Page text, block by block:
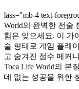
lass="mb-4 text-
World의 완벽한 전술
험은 잊으세요. 이 가
술 형태로 게임 플레
고 숨겨진 점수 메커
Toca Life World의 본
데 없는 성공을 위한